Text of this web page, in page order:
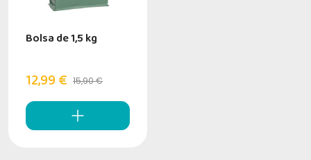
Bolsa de 1,5 kg
12,99 € 15,90 €